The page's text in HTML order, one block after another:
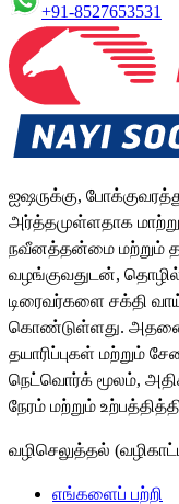
+91-8527653531
ஐஷருக்கு,
அர்த்தமுள்ளதாக
நவீனத்தன்மை மற்றும்
வழங்குவதுடன்,
டிரைவர்களை சக்தி
கொண்டுள்ளது.
தயாரிப்புகள் மற்றும்
நெட்வொர்க் மூலம்,
நேரம் மற்றும்
வழிசெலுத்தல்
எங்களைப் பற்றி